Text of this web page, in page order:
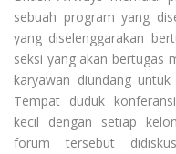
sebuah program yang
yang diselenggarakan
seksi yang akan bertugas
karyawan diundang
Tempat duduk
kecil dengan setiap
forum tersebut